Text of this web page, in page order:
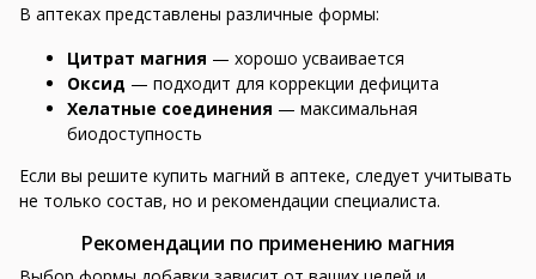
В аптеках представлены различные формы:
Цитрат магния — хорошо усваивается
Оксид — подходит для коррекции дефицита
Хелатные соединения — максимальная
биодоступность
Если вы решите купить магний в аптеке, следует учитывать
не только состав, но и рекомендации специалиста.
Рекомендации по применению магния